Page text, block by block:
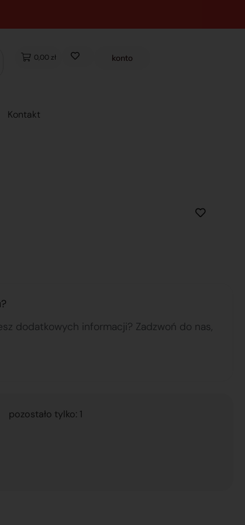
0,00 zł konto
Kontakt
dodatkowych informacji? Zadzwoń do nas,
pozostało tylko: 1